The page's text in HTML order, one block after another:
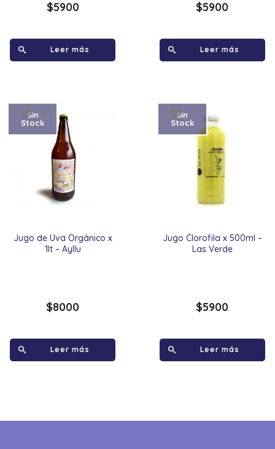
$5900
Leer más
$5900
Leer más
Jugo de Uva Orgánico x
1lt – Ayllu
Sin
Stock
$8000
Leer más
Jugo Clorofila x 500ml –
Las Verde
Sin
Stock
$5900
Leer más